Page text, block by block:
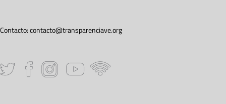
Contacto:contacto@transparenciave.org